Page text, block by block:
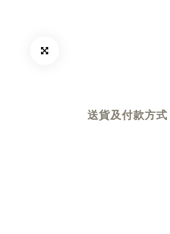
送貨及付款方式